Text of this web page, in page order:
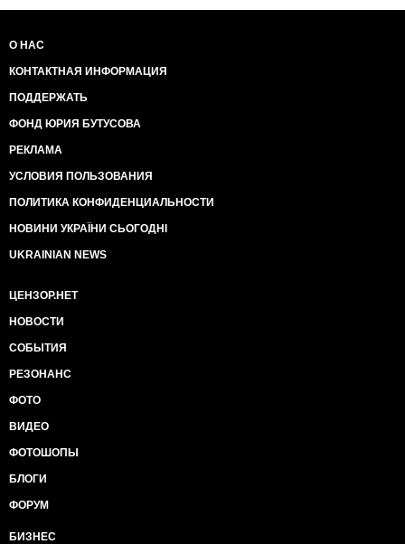
О НАС
КОНТАКТНАЯ ИНФОРМАЦИЯ
ПОДДЕРЖАТЬ
ФОНД ЮРИЯ БУТУСОВА
РЕКЛАМА
УСЛОВИЯ ПОЛЬЗОВАНИЯ
ПОЛИТИКА КОНФИДЕНЦИАЛЬНОСТИ
НОВИНИ УКРАЇНИ СЬОГОДНІ
UKRAINIAN NEWS
ЦЕНЗОР.НЕТ
НОВОСТИ
СОБЫТИЯ
РЕЗОНАНС
ФОТО
ВИДЕО
ФОТОШОПЫ
БЛОГИ
ФОРУМ
БИЗНЕС